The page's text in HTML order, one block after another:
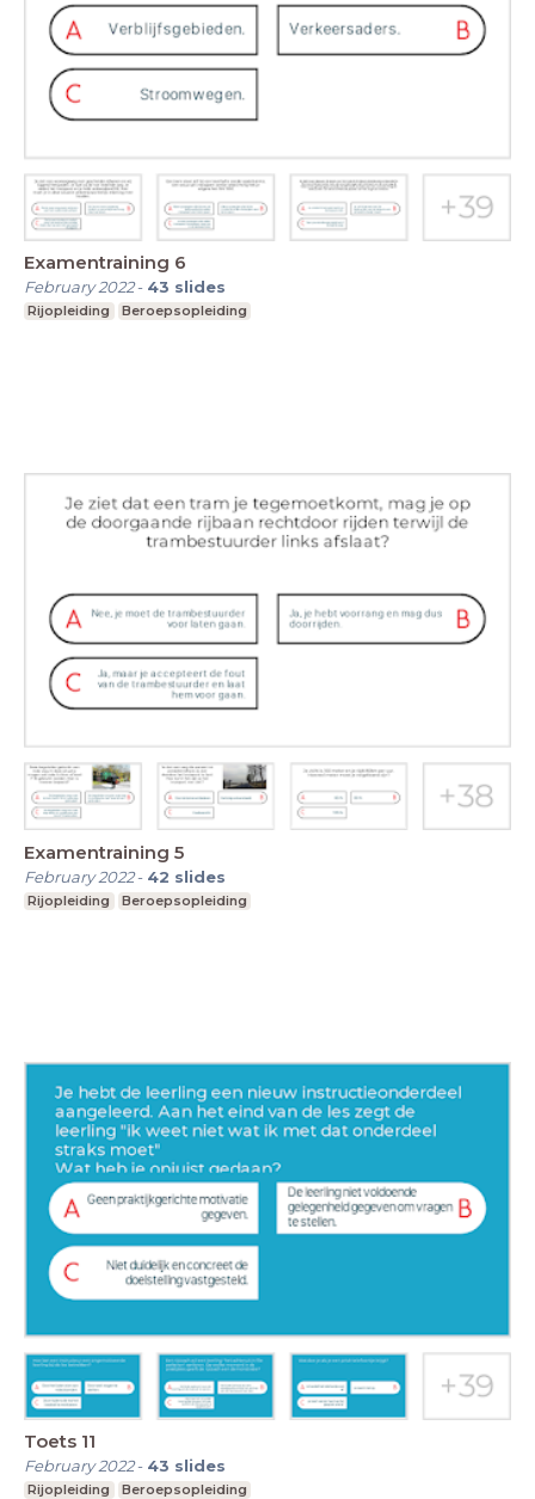
Examentraining 6
February 2022- 43 slides
Rijopleiding Beroepsopleiding
Examentraining 5
February 2022- 42 slides
Rijopleiding Beroepsopleiding
Toets 11
February 2022- 43 slides
Rijopleiding Beroepsopleiding